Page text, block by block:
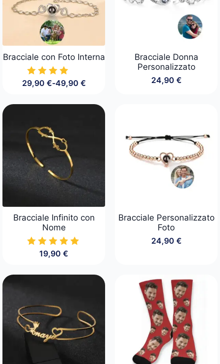
Bracciale con Foto Interna
29,90 €-49,90 €
Fascia
prezzo:
a
49,90 €
Bracciale Donna
Personalizzato
24,90 €
Bracciale Infinito con
Nome
19,90 €
Bracciale Personalizzato
Foto
24,90 €